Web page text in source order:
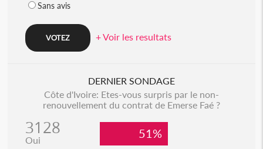
Sans avis
+ Voir les resultats
DERNIER SONDAGE
Côte d'Ivoire: Etes-vous surpris par le non-
renouvellement du contrat de Emerse Faé ?
3128
Oui 51%